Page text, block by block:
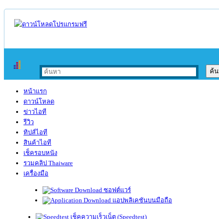
หน้าแรก
ดาวน์โหลด
ข่าวไอที
รีวิว
ทิปส์ไอที
สินค้าไอที
เช็ครอบหนัง
รวมคลิป Thaiware
เครื่องมือ
ซอฟต์แวร์
แอปพลิเคชันบนมือถือ
เช็คความเร็วเน็ต (Speedtest)